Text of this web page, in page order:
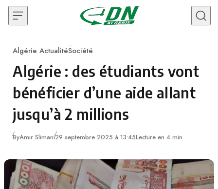
Skip to content
Category
Algérie ActualitéSociété
Algérie : des étudiants vont
bénéficier d’une aide allant
jusqu’à 2 millions
ByAmir Slimani29 septembre 2025 à 13:45Lecture en 4 min